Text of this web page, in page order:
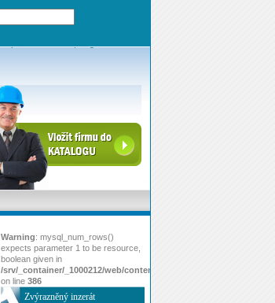
Warning: mysql_num_rows()
expects parameter 1 to be resource,
boolean given in
/srv/_container/_1000212/web/content/www/index.php
on line 386
Zvýrazněný inzerát